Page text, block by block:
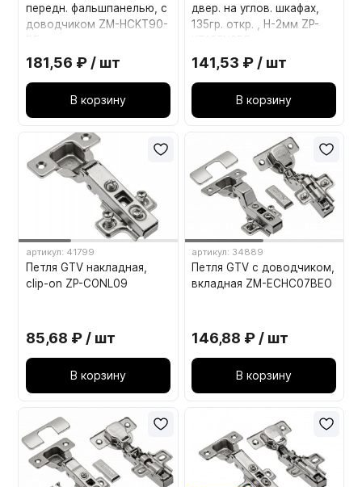
передн. фальшпанелью, с
доводчиком ZM-HCKT90-
181,56 ₽ / шт
В корзину
двер. на углов. шкафах,
135гр. откр. , H-2мм ZP-
141,53 ₽ / шт
В корзину
артикул: 41799
Петля GTV накладная,
clip-on ZP-CONL09
85,68 ₽ / шт
В корзину
артикул: 34889
Петля GTV с доводчиком,
вкладная ZM-ECHC07BEO
146,88 ₽ / шт
В корзину